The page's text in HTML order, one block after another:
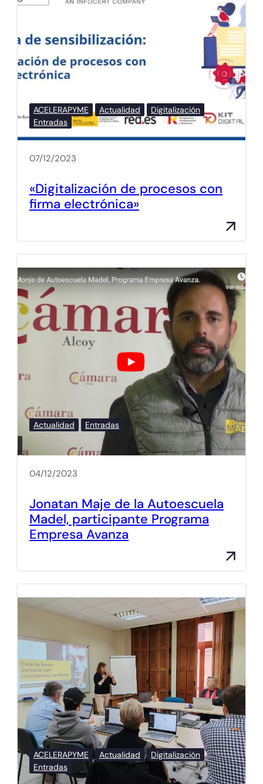
ACELERAPYME Actualidad
Digitalización
Entradas
07/12/2023
«Digitalización de procesos con
firma electrónica»
Actualidad Entradas
04/12/2023
Jonatan Maje de la Autoescuela
Madel, participante Programa
Empresa Avanza
ACELERAPYME Actualidad
Digitalización
Entradas